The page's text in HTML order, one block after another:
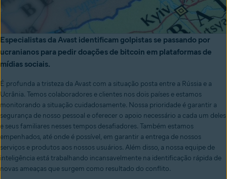
Especialistas da Avast identificam golpistas se passando por
ucranianos para pedir doações de bitcoin em plataformas de
mídias sociais.
É profunda a tristeza da Avast com a situação posta entre a Rússia e a
Ucrânia. Temos colaboradores e clientes nos dois países e estamos
monitorando a situação cuidadosamente. Nossa prioridade é garantir a
segurança de nosso pessoal e oferecer o apoio necessário a cada um deles
e seus familiares nesses tempos desafiadores. Também estamos
empenhados, até onde é possível, em garantir a entrega de nossos
serviços e produtos aos nossos usuários. Além disso, a nossa equipe de
inteligência está trabalhando incansavelmente na identificação rápida de
novas ameaças que surgem como resultado do conflito.